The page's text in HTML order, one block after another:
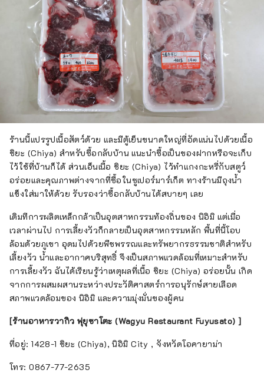
ร้านนี้แปรรูปเนื้อสัตว์ด้วย และมีตู้เย็นขนาดใหญ่ที่อัดแน่นไปด้วยเนื้อ
ชิยะ (Chiya) สำหรับซื้อกลับบ้าน แนะนำซื้อเป็นของฝากหรือจะเก็บ
ไว้ใช้ที่บ้านก็ได้ ส่วนเอ็นเนื้อ ชิยะ (Chiya) ไว้ทำแกงกะหรี่กับสตูว์
อร่อยและคุณภาพต่างจากที่ซื้อในซูเปอร์มาร์เก็ต ทางร้านมีถุงน้ำ
แข็งใส่มาให้ด้วย รับรองว่าซื้อกลับบ้านได้สบายๆ เลย
เดิมทีการผลิตเหล็กกล้าเป็นอุตสาหกรรมท้องถิ่นของ นิอิมิ แต่เมื่อ
เวลาผ่านไป การเลี้ยงวัวก็กลายเป็นอุตสาหกรรมหลัก พื้นที่นี้โอบ
ล้อมด้วยภูเขา อุดมไปด้วยพืชพรรณและทรัพยากรธรรมชาติสำหรับ
เลี้ยงวัว น้ำและอากาศบริสุทธิ์ จึงเป็นสภาพแวดล้อมที่เหมาะสำหรับ
การเลี้ยงวัว ฉันได้เรียนรู้ว่าเหตุผลที่เนื้อ ชิยะ (Chiya) อร่อยนั้น เกิด
จากการผสมผสานระหว่างประวัติศาสตร์การอนุรักษ์สายเลือด
สภาพแวดล้อมของ นิอิมิ และความมุ่งมั่นของผู้คน
[ร้านอาหารวากิว ฟุยุซาโตะ (Wagyu Restaurant Fuyusato) ]
ที่อยู่: 1428-1 ชิยะ (Chiya), นิอิมิ City , จังหวัดโอคายาม่า
โทร: 0867-77-2635